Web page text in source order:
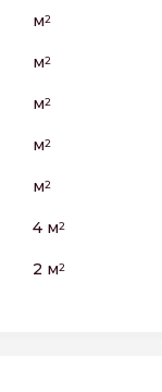
м2
м2
м2
м2
м2
4 м2
2 м2